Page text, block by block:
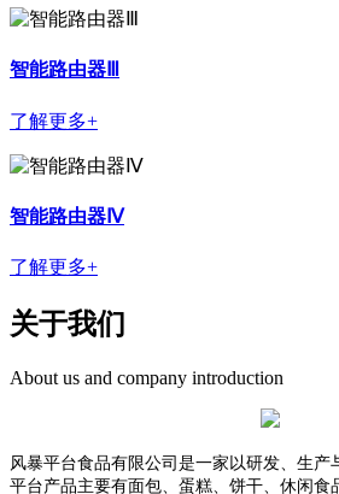
智能路由器Ⅲ
了解更多+
智能路由器Ⅳ
了解更多+
关于我们
About us and company introduction
风暴平台食品有限公司是一家以研发、生产
平台产品主要有面包、蛋糕、饼干、休闲食